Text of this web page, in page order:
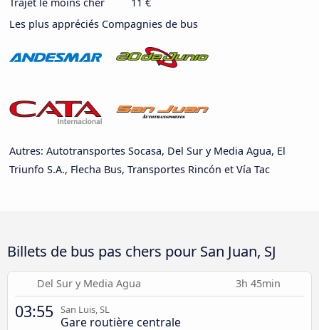
Les plus appréciés Compagnies de bus
Autres: Autotransportes Socasa, Del Sur y Media Agua, El
Triunfo S.A., Flecha Bus, Transportes Rincón et Vía Tac
Billets de bus pas chers pour San Juan, SJ
Del Sur y Media Agua 3h 45min
03:55 San Luis, SL
Gare routière centrale